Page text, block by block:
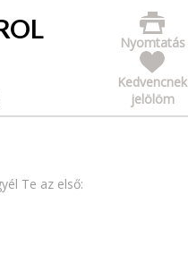
Nyomtatás
Kedvencnek
jelölöm
Te az első: